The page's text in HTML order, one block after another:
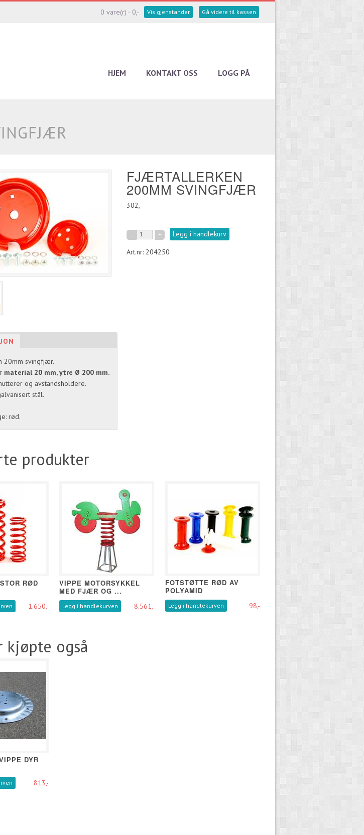
0 vare(r) - 0,- Gå videre til kassen
Vis gjenstander
HJEM KONTAKT OSS LOGG PÅ
FJÆRTALLERKEN
200MM SVINGFJÆR
302,-
Legg i handlekurv
Art.nr: 204250
20mm svingfjær.
material 20 mm, ytre Ø 200 mm.
og avstandsholdere.
stål.
rød.
produkter
RØD
1.650,-
VIPPE MOTORSYKKEL
MED FJÆR OG ...
8.561,-
Legg i handlekurven
FOTSTØTTE RØD AV
POLYAMID
98,-
Legg i handlekurven
kjøpte også
DYR
813,-